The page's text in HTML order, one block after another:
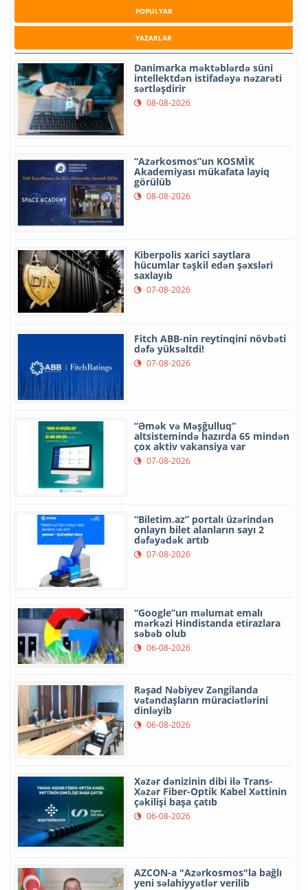
POPULYAR
YAZARLAR
Danimarka məktəblərdə süni
intellektdən istifadəyə nəzarəti
sərtləşdirir
08-08-2026
“Azərkosmos”un KOSMİK
Akademiyası mükafata layiq
görülüb
08-08-2026
Kiberpolis xarici saytlara
hücumlar təşkil edən şəxsləri
saxlayıb
07-08-2026
Fitch ABB-nin reytinqini növbəti
dəfə yüksəltdi!
07-08-2026
“Əmək və Məşğulluq”
altsistemində hazırda 65 mindən
çox aktiv vakansiya var
07-08-2026
“Biletim.az” portalı üzərindən
onlayn bilet alanların sayı 2
dəfəyədək artıb
07-08-2026
“Google”un məlumat emalı
mərkəzi Hindistanda etirazlara
səbəb olub
06-08-2026
Rəşad Nəbiyev Zəngilanda
vətəndaşların müraciətlərini
dinləyib
06-08-2026
Xəzər dənizinin dibi ilə Trans-
Xəzər Fiber-Optik Kabel Xəttinin
çəkilişi başa çatıb
06-08-2026
AZCON-a "Azərkosmos"la bağlı
yeni səlahiyyətlər verilib